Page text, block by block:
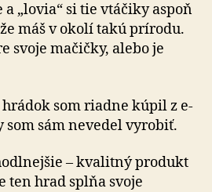
a „lovia“ si tie vtáčiky aspoň
máš v okolí takú prírodu.
svoje mačičky, alebo je
hrádok som riadne kúpil z e-
som sám nevedel vyrobiť.
– kvalitný produkt
ten hrad splňa svoje